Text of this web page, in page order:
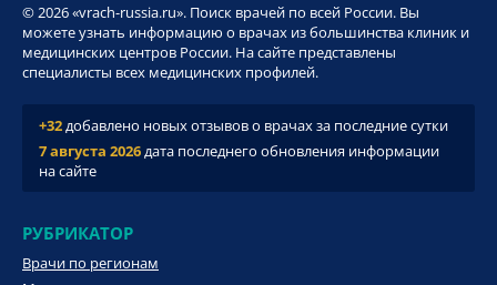
© 2026 «vrach-russia.ru». Поиск врачей по всей России. Вы
можете узнать информацию о врачах из большинства клиник и
медицинских центров России. На сайте представлены
специалисты всех медицинских профилей.
+32добавлено новых отзывов о врачах за последние сутки
7 августа 2026дата последнего обновления информации
на сайте
РУБРИКАТОР
Врачи по регионам